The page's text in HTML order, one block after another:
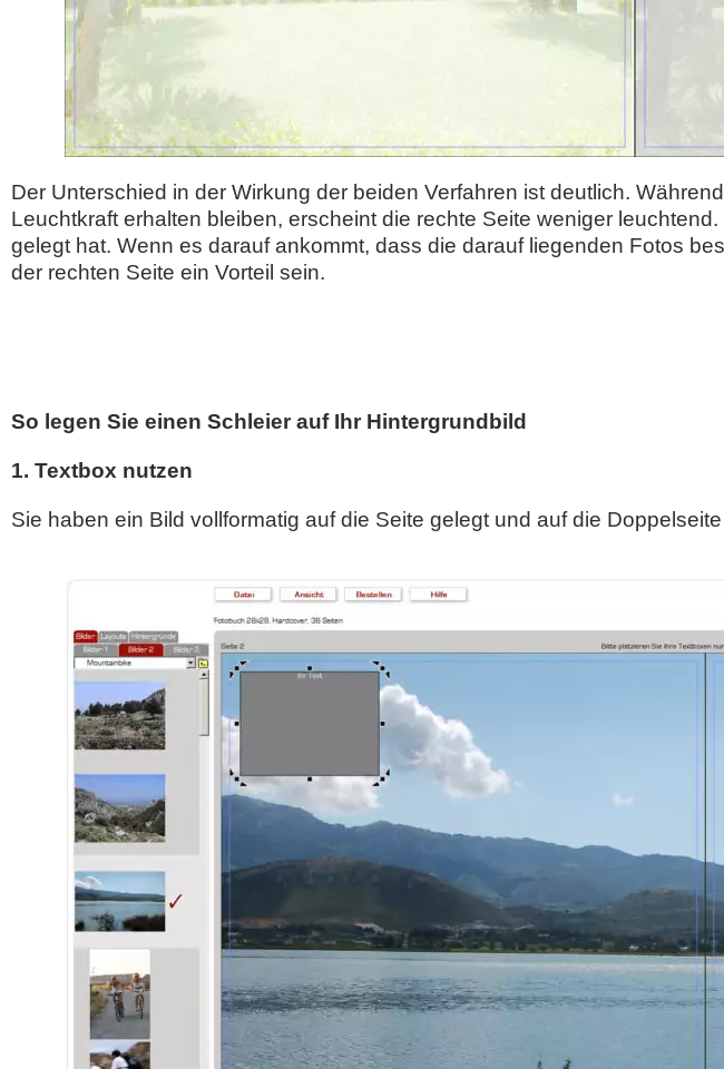
Der Unterschied in der Wirkung der beiden Verfahren ist deutlich.
Leuchtkraft erhalten bleiben, erscheint die rechte Seite weniger
gelegt hat. Wenn es darauf ankommt, dass die darauf liegenden Fotos
der rechten Seite ein Vorteil sein.
So legen Sie einen Schleier auf Ihr Hintergrundbild
1. Textbox nutzen
Sie haben ein Bild vollformatig auf die Seite gelegt und auf die